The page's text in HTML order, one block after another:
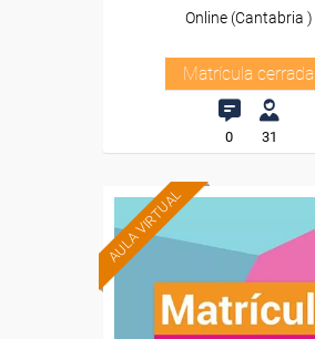
Online (Cantabria )
Matrícula cerrada
0 31
AULA VIRTUAL